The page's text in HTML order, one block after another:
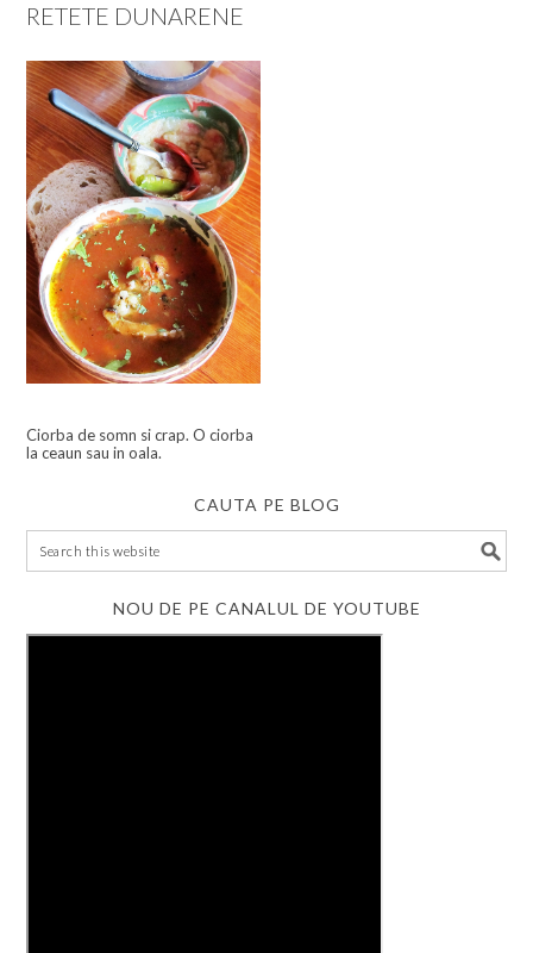
RETETE DUNARENE
Ciorba de somn si crap. O ciorba
la ceaun sau in oala.
CAUTA PE BLOG
NOU DE PE CANALUL DE YOUTUBE